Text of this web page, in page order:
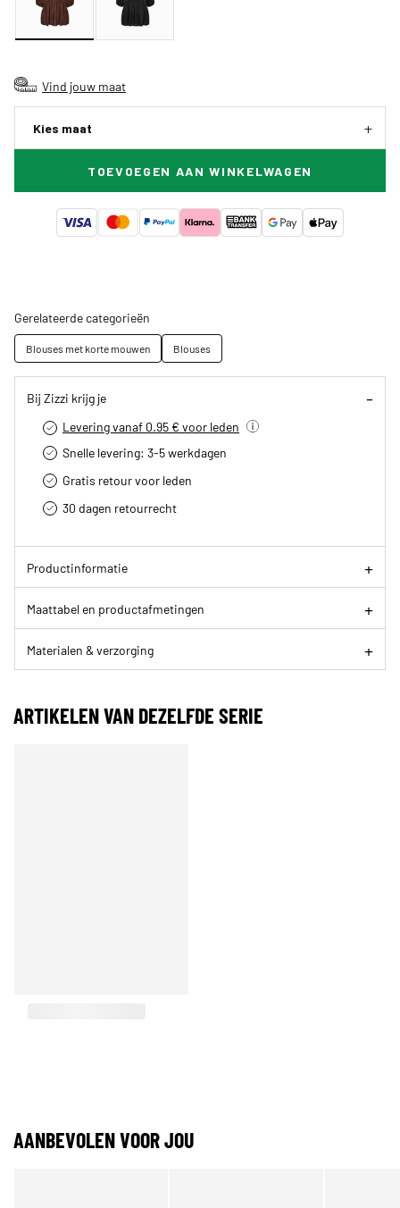
Vind jouw maat
Kies maat
TOEVOEGEN AAN WINKELWAGEN
Gerelateerde categorieën
Blouses met korte mouwen Blouses
Bij Zizzi krijg je
Levering vanaf 0.95 € voor leden
Snelle levering: 3-5 werkdagen
Gratis retour voor leden
30 dagen retourrecht­
Productinformatie
Maattabel en productafmetingen
Materialen & verzorging
ARTIKELEN VAN DEZELFDE SERIE
AANBEVOLEN VOOR JOU